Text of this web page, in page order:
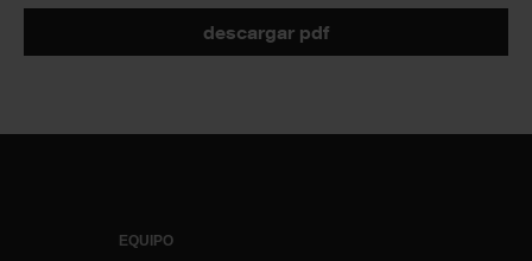
descargar pdf
EQUIPO